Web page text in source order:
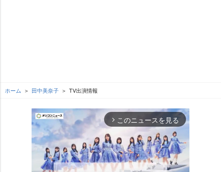
ホーム 田中美奈子 TV出演情報
arrow_forward_ios このニュースを見る